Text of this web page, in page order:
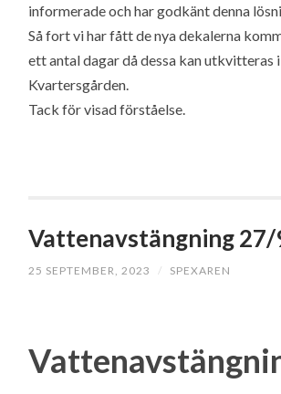
informerade och har godkänt denna
Så fort vi har fått de nya dekalerna
ett antal dagar då dessa kan utkvitteras i
Kvartersgården.
Tack för visad förståelse.
Vattenavstängning 27/
25 SEPTEMBER, 2023 / SPEXAREN